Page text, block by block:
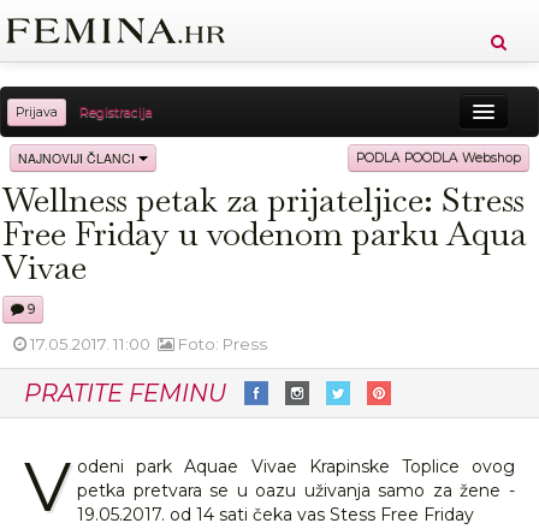
Prijava Registracija
Sreća Zdravlje Vitkost
Moda Ljubav Relax Putovanja Recepti
Proizvodi Cool
NAJNOVIJI ČLANCI PODLA POODLA Webshop
Wellness petak za prijateljice: Stress
Free Friday u vodenom parku Aqua
Vivae
9
17.05.2017. 11:00 Foto: Press
PRATITE FEMINU
V odeni park Aquae Vivae Krapinske Toplice ovog
petka pretvara se u oazu uživanja samo za žene -
19.05.2017. od 14 sati čeka vas Stess Free Friday